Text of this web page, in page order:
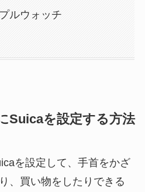
ルウォッチ
Suicaを設定する方法
を設定して、手首をかざ
、買い物をしたりできる